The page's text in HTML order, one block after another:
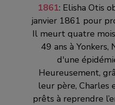
1861: Elisha Otis
janvier 1861 pour
Il meurt quatre
49 ans à Yonkers,
d'une
Heureusement,
leur père, Charles
prêts à reprendre
1867 : La société,
Union Elevator
Works par Elisha
plusieurs
année, Charles et
le nom de la